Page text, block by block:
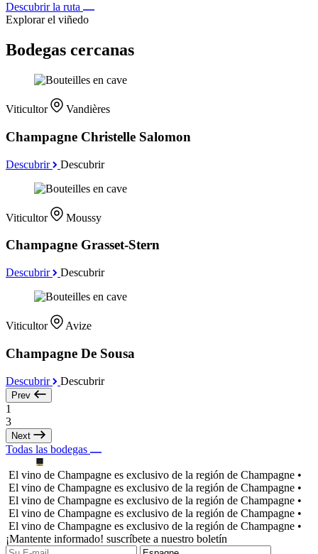
Descubrir la ruta
Explorar el viñedo
Bodegas cercanas
Viticultor Vandières
Champagne Christelle Salomon
Descubrir Descubrir
Viticultor Moussy
Champagne Grasset-Stern
Descubrir Descubrir
Viticultor Avize
Champagne De Sousa
Descubrir Descubrir
Prev
1
3
Next
Todas las bodegas
El vino de Champagne es exclusivo de la región de Champagne •
El vino de Champagne es exclusivo de la región de Champagne •
El vino de Champagne es exclusivo de la región de Champagne •
El vino de Champagne es exclusivo de la región de Champagne •
El vino de Champagne es exclusivo de la región de Champagne •
¡Mantente informado! suscríbete a nuestro boletín